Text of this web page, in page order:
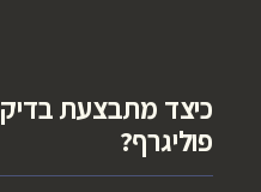
כיצד מתבצעת
פוליגרף?